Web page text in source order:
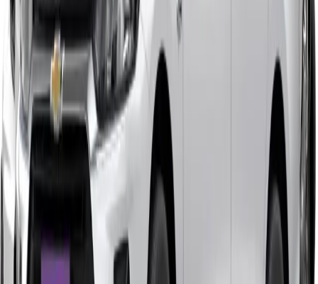
R$
/mês
Drive 1.0
Manual
·Flex
a partir de
R$ 2.249/mês
HB20
1.0 Limited
Manual
a partir de
R$
2.249
HB20S
1.0 Comfort
Manual
·Flex
a partir de